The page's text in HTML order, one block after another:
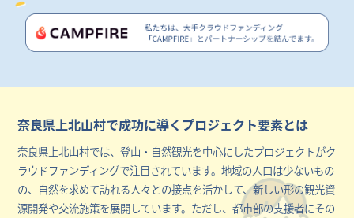
奈良県上北山村で成功に導くプロジェクト要素とは
奈良県上北山村では、登山・自然観光を中心にしたプロジェクトがク
ラウドファンディングで注目されています。地域の人口は少ないもの
の、自然を求めて訪れる人々との接点を活かして、新しい形の観光資
源開発や交流施策を展開しています。ただし、都市部の支援者にその